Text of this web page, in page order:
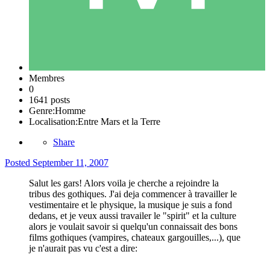
Membres
0
1641 posts
Genre:Homme
Localisation:Entre Mars et la Terre
Share
Posted September 11, 2007
Salut les gars! Alors voila je cherche a rejoindre la
tribus des gothiques. J'ai deja commencer à travailler le
vestimentaire et le physique, la musique je suis a fond
dedans, et je veux aussi travailer le "spirit" et la culture
alors je voulait savoir si quelqu'un connaissait des bons
films gothiques (vampires, chateaux gargouilles,...), que
je n'aurait pas vu c'est a dire: